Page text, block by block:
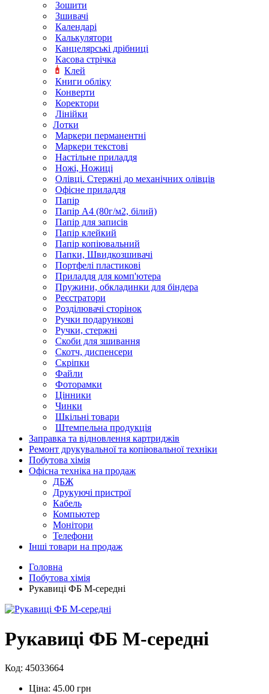
Зошити
Зшивачі
Календарі
Калькулятори
Канцелярські дрібниці
Касова стрічка
Клей
Книги обліку
Конверти
Коректори
Лінійки
Лотки
Маркери перманентні
Маркери текстові
Настільне приладдя
Ножі, Ножиці
Олівці. Стержні до механічних олівців
Офісне приладдя
Папір
Папір А4 (80г/м2, білий)
Папір для записів
Папір клейкий
Папір копіювальний
Папки, Швидкозшивачі
Портфелі пластикові
Приладдя для комп'ютера
Пружини, обкладинки для біндера
Реєстратори
Розділювачі сторінок
Ручки подарункові
Ручки, стержні
Скоби для зшивання
Скотч, диспенсери
Скріпки
Файли
Фоторамки
Цінники
Чинки
Шкільні товари
Штемпельна продукція
Заправка та відновлення картриджів
Ремонт друкувальної та копіювальної техніки
Побутова хімія
Офісна техніка на продаж
ДБЖ
Друкуючі пристрої
Кабель
Компьютер
Монітори
Телефони
Інші товари на продаж
Головна
Побутова хімія
Рукавиці ФБ М-середні
Рукавиці ФБ М-середні
Код: 45033664
Ціна: 45.00 грн